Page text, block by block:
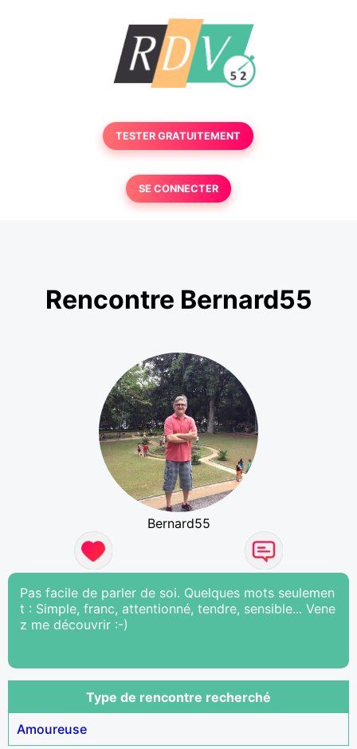
TESTER GRATUITEMENT
SE CONNECTER
Rencontre Bernard55
Bernard55
Pas facile de parler de soi. Quelques mots seulemen
t : Simple, franc, attentionné, tendre, sensible... Vene
z me découvrir :-)
Type de rencontre recherché
Amoureuse